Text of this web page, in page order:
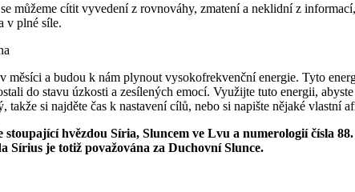
můžeme cítit vyvedení z rovnováhy, zmatení a neklidní z
v plné síle.
měsíci a budou k nám plynout vysokofrekvenční energie. Tyto
do stavu úzkosti a zesílených emocí. Využijte tuto energii,
takže si najděte čas k nastavení cílů, nebo si napište nějaké vlastní
hvězdou Síria, Sluncem ve Lvu a numerologií čísla
Sírius je totiž považována za Duchovní Slunce.